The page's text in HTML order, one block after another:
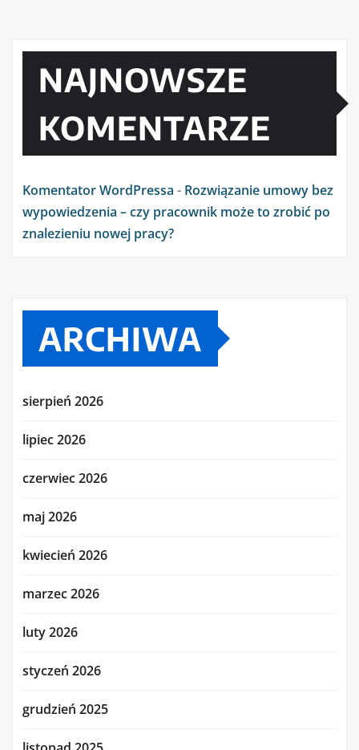
NAJNOWSZE
KOMENTARZE
Komentator WordPressa - Rozwiązanie umowy bez
wypowiedzenia – czy pracownik może to zrobić po
znalezieniu nowej pracy?
ARCHIWA
sierpień 2026
lipiec 2026
czerwiec 2026
maj 2026
kwiecień 2026
marzec 2026
luty 2026
styczeń 2026
grudzień 2025